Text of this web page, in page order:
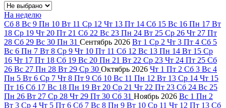
На неделю
Сб 8 Вс 9 Пн 10 Вт 11 Ср 12 Чт 13 Пт 14 Сб 15 Вс 16 Пн 17 Вт
18 Ср 19 Чт 20 Пт 21 Сб 22 Вс 23 Пн 24 Вт 25 Ср 26 Чт 27 Пт
28 Сб 29 Вс 30 Пн 31 Сентябрь 2026 Вт 1 Ср 2 Чт 3 Пт 4 Сб 5
Вс 6 Пн 7 Вт 8 Ср 9 Чт 10 Пт 11 Сб 12 Вс 13 Пн 14 Вт 15 Ср
16 Чт 17 Пт 18 Сб 19 Вс 20 Пн 21 Вт 22 Ср 23 Чт 24 Пт 25 Сб
26 Вс 27 Пн 28 Вт 29 Ср 30 Октябрь 2026 Чт 1 Пт 2 Сб 3 Вс 4
Пн 5 Вт 6 Ср 7 Чт 8 Пт 9 Сб 10 Вс 11 Пн 12 Вт 13 Ср 14 Чт 15
Пт 16 Сб 17 Вс 18 Пн 19 Вт 20 Ср 21 Чт 22 Пт 23 Сб 24 Вс 25
Пн 26 Вт 27 Ср 28 Чт 29 Пт 30 Сб 31 Ноябрь 2026 Вс 1 Пн 2
Вт 3 Ср 4 Чт 5 Пт 6 Сб 7 Вс 8 Пн 9 Вт 10 Ср 11 Чт 12 Пт 13 Сб